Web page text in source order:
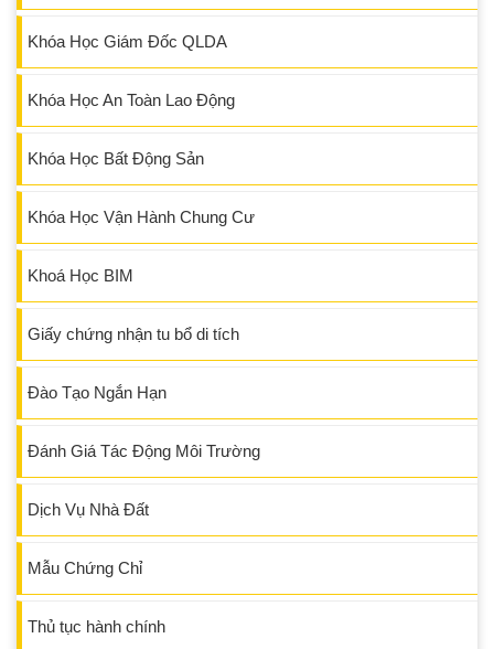
Khóa Học Giám Đốc QLDA
Khóa Học An Toàn Lao Động
Khóa Học Bất Động Sản
Khóa Học Vận Hành Chung Cư
Khoá Học BIM
Giấy chứng nhận tu bổ di tích
Đào Tạo Ngắn Hạn
Đánh Giá Tác Động Môi Trường
Dịch Vụ Nhà Đất
Mẫu Chứng Chỉ
Thủ tục hành chính